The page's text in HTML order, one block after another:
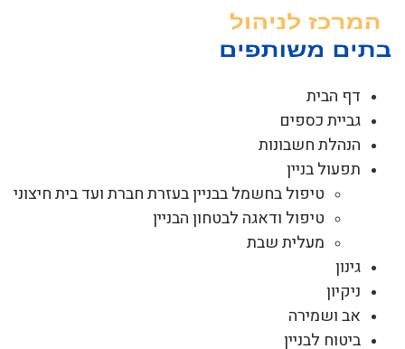
דף הבית
גביית כספים
הנהלת חשבונות
תפעול בניין
טיפול בחשמל בבניין בעזרת חברת ועד בית חיצוני
טיפול ודאגה לבטחון הבניין
מעלית שבת
גינון
ניקיון
אב ושמירה
ביטוח לבניין